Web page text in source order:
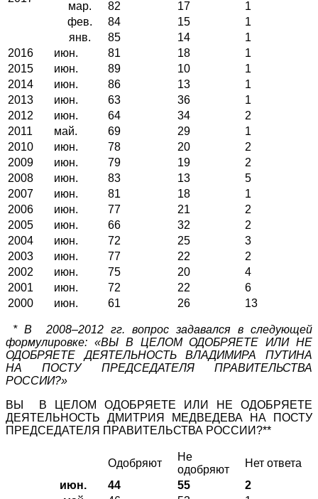
мар.
82 17
1
фев.
84 15
1
янв.
85 14
1
2016
июн. 81 18
1
2015
июн. 89 10
1
2014
июн. 86 13
1
2013
июн. 63 36
1
2012
июн. 64 34
2
2011
май. 69 29
1
2010
июн. 78 20
2
2009
июн. 79 19
2
2008
июн. 83 13
5
2007
июн. 81 18
1
2006
июн. 77 21
2
2005
июн. 66 32
2
2004
июн. 72 25
3
2003
июн. 77 22
2
2002
июн. 75 20
4
2001
июн. 72 22
6
2000
июн. 61 26 13
* В 2008–2012 гг. вопрос задавался в следующей
формулировке: «ВЫ В ЦЕЛОМ ОДОБРЯЕТЕ ИЛИ НЕ
ОДОБРЯЕТЕ ДЕЯТЕЛЬНОСТЬ ВЛАДИМИРА ПУТИНА
НА ПОСТУ ПРЕДСЕДАТЕЛЯ ПРАВИТЕЛЬСТВА
РОССИИ?»
ВЫ В ЦЕЛОМ ОДОБРЯЕТЕ ИЛИ НЕ ОДОБРЯЕТЕ
ДЕЯТЕЛЬНОСТЬ ДМИТРИЯ МЕДВЕДЕВА НА ПОСТУ
ПРЕДСЕДАТЕЛЯ ПРАВИТЕЛЬСТВА РОССИИ?**
Одобряют
Не
одобряют
Нет ответа
июн.
44 55
2